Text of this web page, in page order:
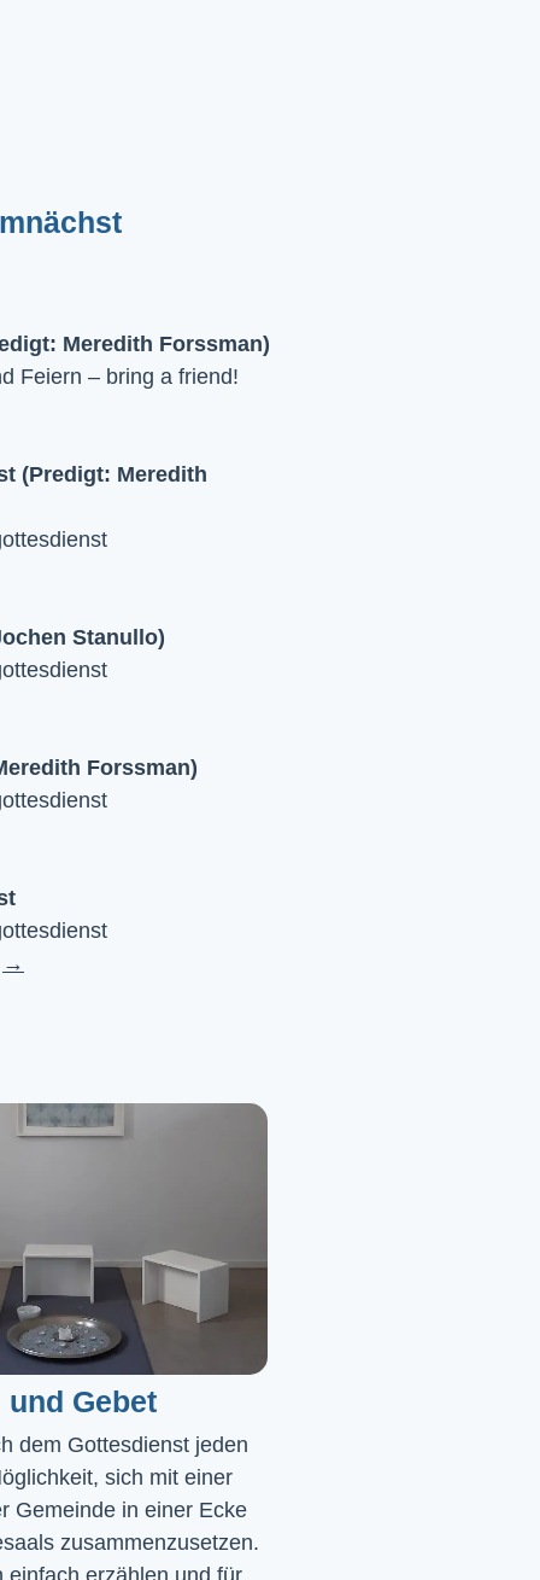
Meredith Forssman)
Feiern – bring a friend!
(Predigt: Meredith
Stanullo)
Forssman)
→
Gebet
dem Gottesdienst jeden
sich mit einer
Gemeinde in einer Ecke
zusammenzusetzen.
einfach erzählen und für